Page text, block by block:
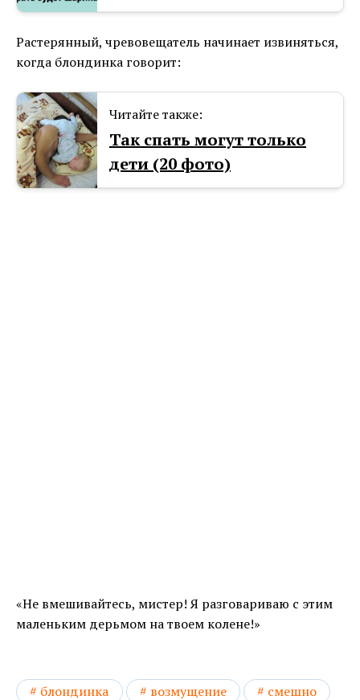
Растерянный, чревовещатель начинает извиняться,
когда блондинка говорит:
Читайте также:
Так спать могут только
дети (20 фото)
«Не вмешивайтесь, мистер! Я разговариваю с этим
маленьким дерьмом на твоем колене!»
блондинка возмущение смешно